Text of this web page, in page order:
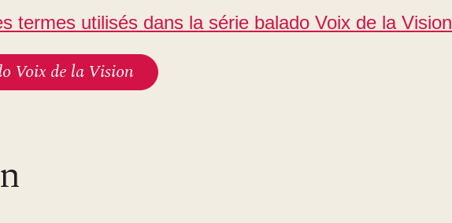
termes utilisés dans la série balado Voix de la Vision
Voix de la Vision